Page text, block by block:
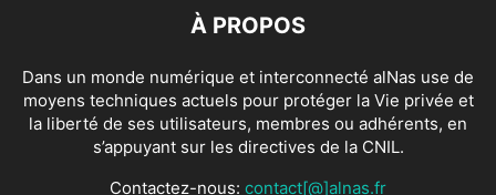
À PROPOS
Dans un monde numérique et interconnecté alNas use de
moyens techniques actuels pour protéger la Vie privée et
la liberté de ses utilisateurs, membres ou adhérents, en
s’appuyant sur les directives de la CNIL.
Contactez-nous: contact[@]alnas.fr